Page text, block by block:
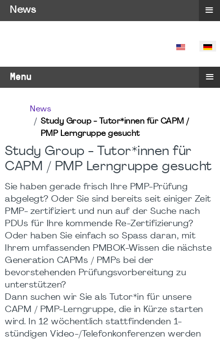
SPRACHE
Menu ≡
News
Study Group - Tutor*innen für CAPM /
PMP Lerngruppe gesucht
Study Group - Tutor*innen für
CAPM / PMP Lerngruppe gesucht
Sie haben gerade frisch Ihre PMP-Prüfung
abgelegt? Oder Sie sind bereits seit einiger Zeit
PMP- zertifiziert und nun auf der Suche nach
PDUs für Ihre kommende Re-Zertifizierung?
Oder haben Sie einfach so Spass daran, mit
Ihrem umfassenden PMBOK-Wissen die nächste
Generation CAPMs / PMPs bei der
bevorstehenden Prüfungsvorbereitung zu
unterstützen?
Dann suchen wir Sie als Tutor*in für unsere
CAPM / PMP-Lerngruppe, die in Kürze starten
wird. In 12 wöchentlich stattfindenden 1-
stündigen Video-/Telefonkonferenzen werden
News ≡